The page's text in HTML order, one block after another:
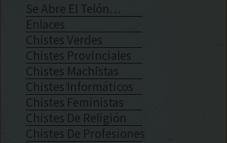
Se Abre El Telón…
Enlaces
Chistes Verdes
Chistes Provinciales
Chistes Machistas
Chistes Informáticos
Chistes Feministas
Chistes De Religión
Chistes De Profesiones